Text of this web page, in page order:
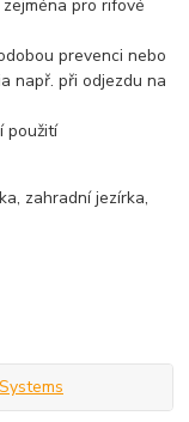
pro rifové
prevenci nebo
např. při odjezdu na
použití
zahradní jezírka,